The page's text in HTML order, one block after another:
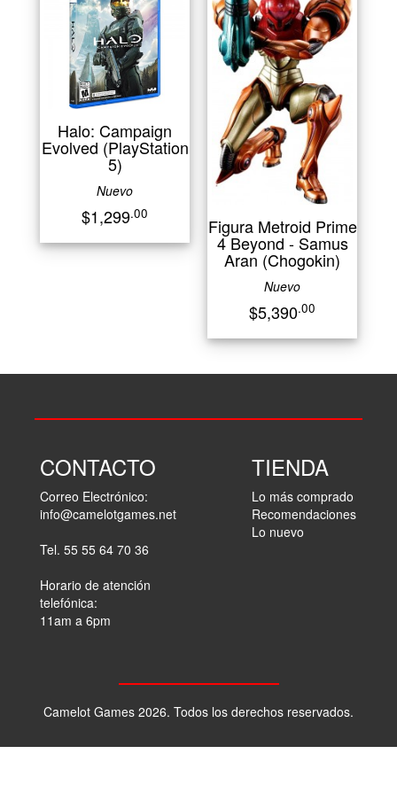
Halo: Campaign
Evolved (PlayStation
5)
Nuevo
$1,299.00
Figura Metroid Prime
4 Beyond - Samus
Aran (Chogokin)
Nuevo
$5,390.00
CONTACTO
Correo Electrónico:
info@camelotgames.net
Tel. 55 55 64 70 36
Horario de atención
telefónica:
11am a 6pm
TIENDA
Lo más comprado
Recomendaciones
Lo nuevo
Camelot Games 2026. Todos los derechos reservados.